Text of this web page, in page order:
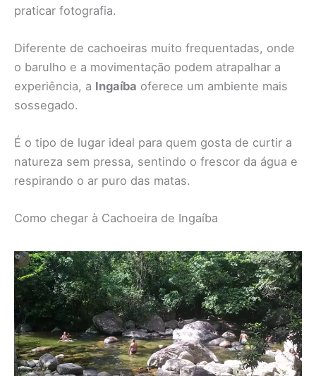
praticar fotografia.
Diferente de cachoeiras muito frequentadas, onde
o barulho e a movimentação podem atrapalhar a
experiência, a Ingaíba oferece um ambiente mais
sossegado.
É o tipo de lugar ideal para quem gosta de curtir a
natureza sem pressa, sentindo o frescor da água e
respirando o ar puro das matas.
Como chegar à Cachoeira de Ingaíba